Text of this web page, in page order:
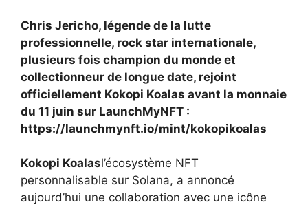
Chris Jericho, légende de la lutte
professionnelle, rock star internationale,
plusieurs fois champion du monde et
collectionneur de longue date, rejoint
officiellement Kokopi Koalas avant la monnaie
du 11 juin sur LaunchMyNFT :
https://launchmynft.io/mint/kokopikoalas
Kokopi Koalasl’écosystème NFT
personnalisable sur Solana, a annoncé
aujourd’hui une collaboration avec une icône